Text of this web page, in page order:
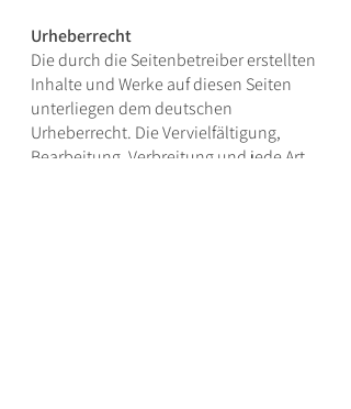
Urheberrecht
Die durch die Seitenbetreiber erstellten
Inhalte und Werke auf diesen Seiten
unterliegen dem deutschen
Urheberrecht. Die Vervielfältigung,
Bearbeitung, Verbreitung und jede Art